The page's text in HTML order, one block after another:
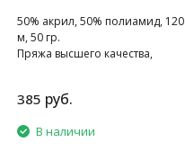
50% акрил, 50% полиамид, 120
м, 50 гр.
Пряжа высшего качества,
385 руб.
В наличии